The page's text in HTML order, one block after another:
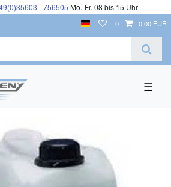
- 756505 Mo.-Fr. 08 bis 15 Uhr
0 0,00 EUR
☰